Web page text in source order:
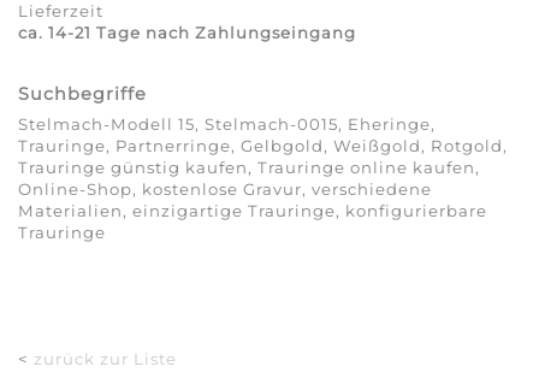
Lieferzeit
ca. 14-21 Tage nach Zahlungseingang
Suchbegriffe
Stelmach-Modell 15, Stelmach-0015, Eheringe,
Trauringe, Partnerringe, Gelbgold, Weißgold, Rotgold,
Trauringe günstig kaufen, Trauringe online kaufen,
Online-Shop, kostenlose Gravur, verschiedene
Materialien, einzigartige Trauringe, konfigurierbare
Trauringe
< zurück zur Liste